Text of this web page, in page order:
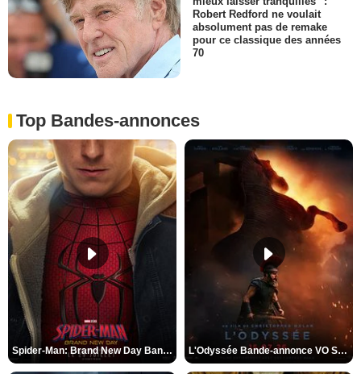
Robert Redford ne voulait
absolument pas de remake
pour ce classique des années
70
Top Bandes-annonces
Spider-Man: Brand New Day Bande-annonce VO STFR L'Odyssée Bande-annonce VO STFR